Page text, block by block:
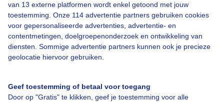
van 13 externe platformen wordt enkel getoond met jouw
toestemming. Onze 114 advertentie partners gebruiken cookies
voor gepersonaliseerde advertenties, advertentie- en
contentmetingen, doelgroepenonderzoek en ontwikkeling van
diensten. Sommige advertentie partners kunnen ook je precieze
geolocatie hiervoor gebruiken.
Geef toestemming of betaal voor toegang
Door op "Gratis" te klikken, geef je toestemming voor alle
Bedrijfsgegevens